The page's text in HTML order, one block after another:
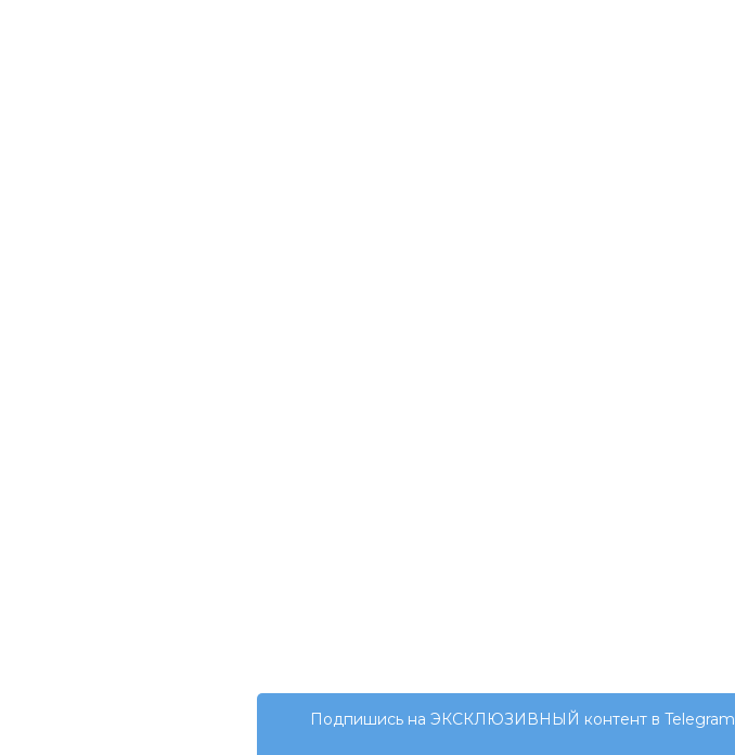
Подпишись на ЭКСКЛЮЗИВНЫЙ контент в Telegram